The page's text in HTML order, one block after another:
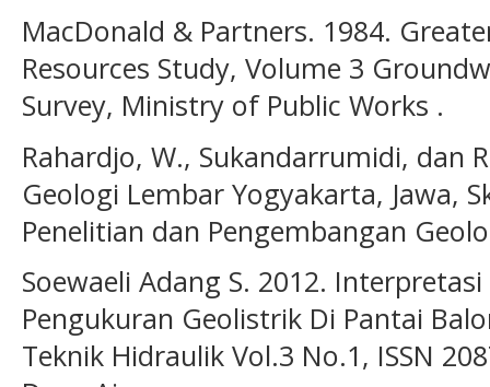
MacDonald & Partners. 1984.
Resources Study, Volume 3
Survey, Ministry of Public Works .
Rahardjo, W., Sukandarrumidi, dan
Geologi Lembar Yogyakarta, Jawa,
Penelitian dan Pengembangan
Soewaeli Adang S. 2012.
Pengukuran Geolistrik Di Pantai
Teknik Hidraulik Vol.3 No.1, ISSN